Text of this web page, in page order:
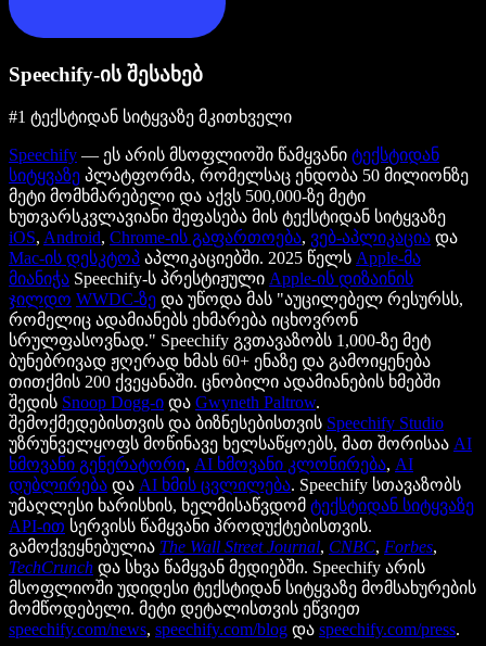
Speechify-ის შესახებ
#1 ტექსტიდან სიტყვაზე მკითხველი
Speechify — ეს არის მსოფლიოში წამყვანი ტექსტიდან
სიტყვაზე პლატფორმა, რომელსაც ენდობა 50 მილიონზე
მეტი მომხმარებელი და აქვს 500,000-ზე მეტი
ხუთვარსკვლავიანი შეფასება მის ტექსტიდან სიტყვაზე
iOS, Android, Chrome-ის გაფართოება, ვებ-აპლიკაცია და
Mac-ის დესკტოპ აპლიკაციებში. 2025 წელს Apple-მა
მიანიჭა Speechify-ს პრესტიჟული Apple-ის დიზაინის
ჯილდო WWDC-ზე და უწოდა მას "აუცილებელ რესურსს,
რომელიც ადამიანებს ეხმარება იცხოვრონ
სრულფასოვნად." Speechify გვთავაზობს 1,000-ზე მეტ
ბუნებრივად ჟღერად ხმას 60+ ენაზე და გამოიყენება
თითქმის 200 ქვეყანაში. ცნობილი ადამიანების ხმებში
შედის Snoop Dogg-ი და Gwyneth Paltrow.
შემოქმედებისთვის და ბიზნესებისთვის Speechify Studio
უზრუნველყოფს მოწინავე ხელსაწყოებს, მათ შორისაა AI
ხმოვანი გენერატორი, AI ხმოვანი კლონირება, AI
დუბლირება და AI ხმის ცვლილება. Speechify სთავაზობს
უმაღლესი ხარისხის, ხელმისაწვდომ ტექსტიდან სიტყვაზე
API-ით სერვისს წამყვანი პროდუქტებისთვის.
გამოქვეყნებულია The Wall Street Journal, CNBC, Forbes,
TechCrunch და სხვა წამყვან მედიებში. Speechify არის
მსოფლიოში უდიდესი ტექსტიდან სიტყვაზე მომსახურების
მომწოდებელი. მეტი დეტალისთვის ეწვიეთ
speechify.com/news, speechify.com/blog და speechify.com/press.